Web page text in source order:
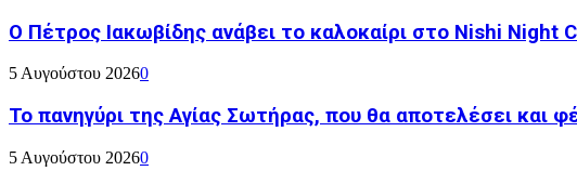
Ο Πέτρος Ιακωβίδης ανάβει το καλοκαίρι στο Nishi Night
5 Αυγούστου 20260
Το πανηγύρι της Αγίας Σωτήρας, που θα αποτελέσει και
5 Αυγούστου 20260